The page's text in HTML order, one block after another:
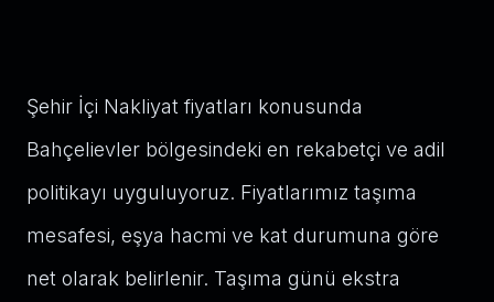
Şehir İçi Nakliyat fiyatları konusunda
Bahçelievler bölgesindeki en rekabetçi ve adil
politikayı uyguluyoruz. Fiyatlarımız taşıma
mesafesi, eşya hacmi ve kat durumuna göre
net olarak belirlenir. Taşıma günü ekstra